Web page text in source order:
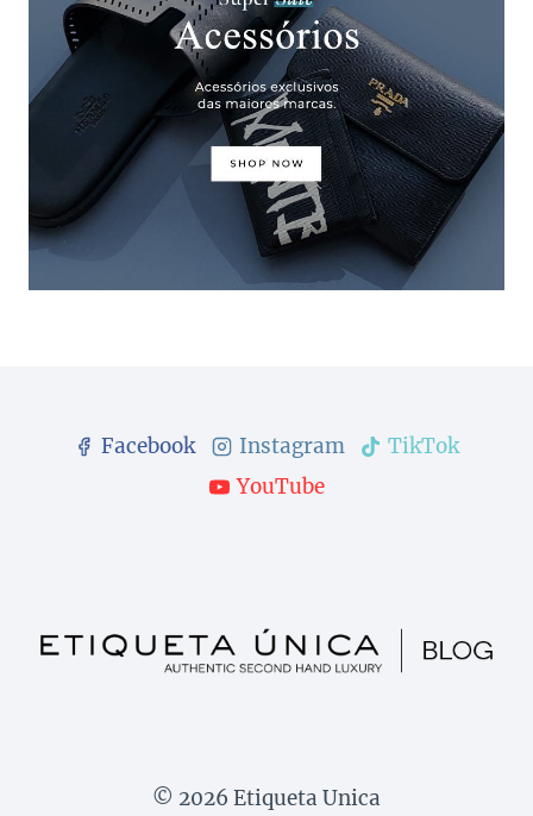
Facebook Instagram
TikTok
YouTube
© 2026 Etiqueta Unica